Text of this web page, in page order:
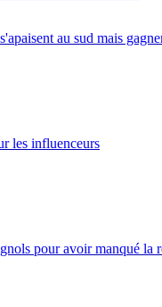
au sud mais
les influenceurs
pour avoir manqué la